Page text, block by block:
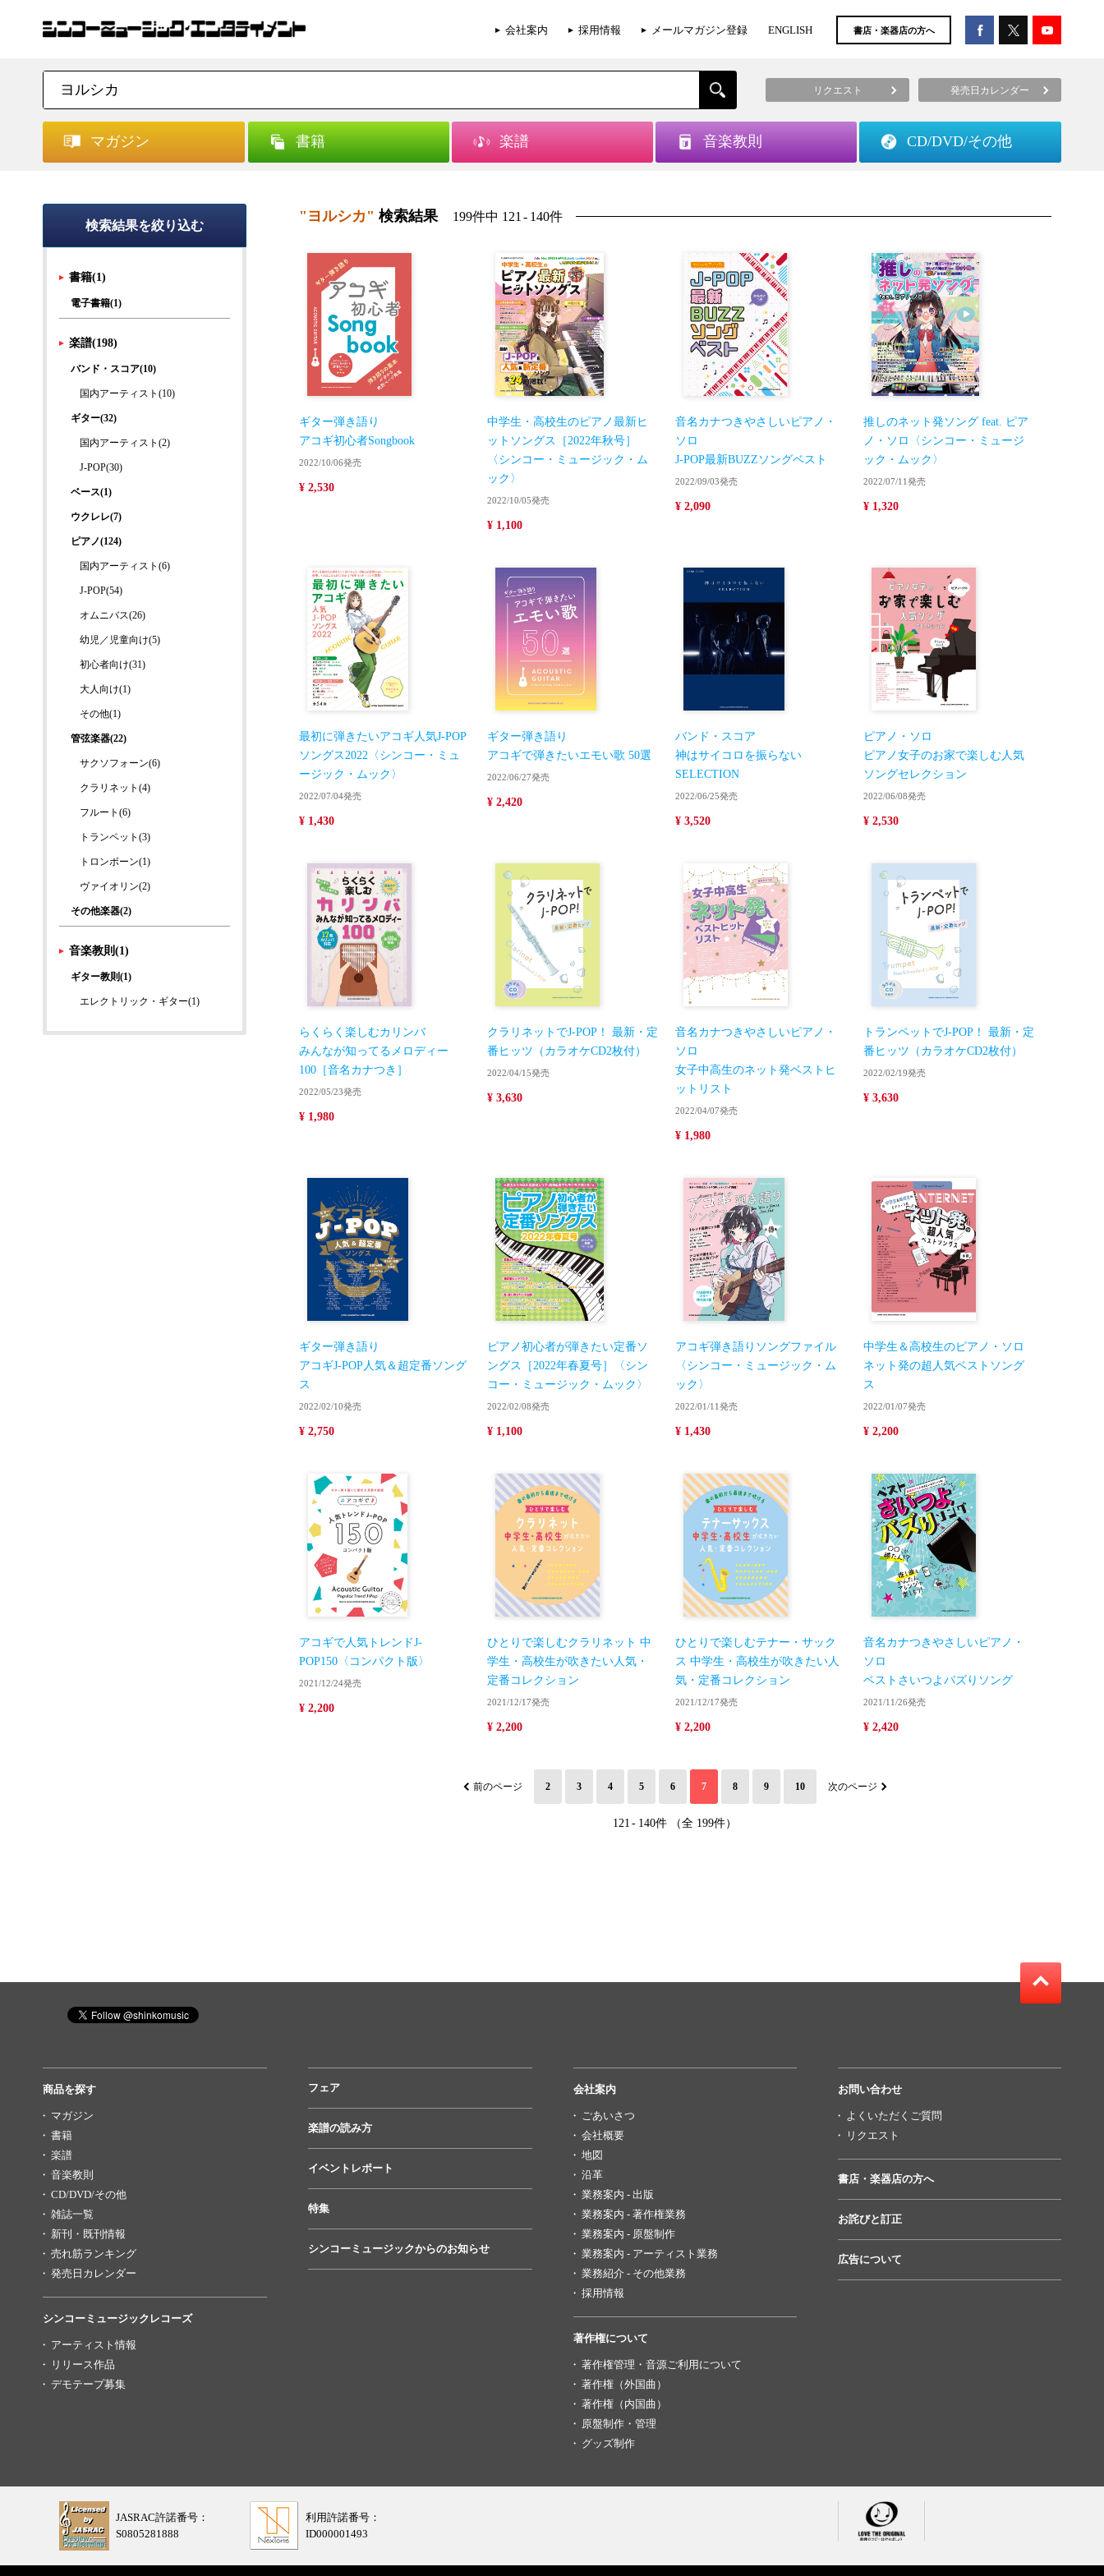
会社案内 採用情報 メールマガジン登録 ENGLISH 書店・楽器店の方へ
リクエスト 発売日カレンダー
マガジン 書籍 楽譜 音楽教則 CD/DVD/その他
"ヨルシカ" 検索結果 199件中 121 - 140件
ギター弾き語り
アコギ初心者Songbook
2022/10/06発売
¥ 2,530
中学生・高校生のピアノ最新ヒ
ットソングス［2022年秋号］
〈シンコー・ミュージック・ム
ック〉
2022/10/05発売
¥ 1,100
音名カナつきやさしいピアノ・
ソロ
J-POP最新BUZZソングベスト
2022/09/03発売
¥ 2,090
推しのネット発ソング feat. ピア
ノ・ソロ〈シンコー・ミュージ
ック・ムック〉
2022/07/11発売
¥ 1,320
最初に弾きたいアコギ人気J-POP
ソングス2022〈シンコー・ミュ
ージック・ムック〉
2022/07/04発売
¥ 1,430
ギター弾き語り
アコギで弾きたいエモい歌 50選
2022/06/27発売
¥ 2,420
バンド・スコア
神はサイコロを振らない
SELECTION
2022/06/25発売
¥ 3,520
ピアノ・ソロ
ピアノ女子のお家で楽しむ人気
ソングセレクション
2022/06/08発売
¥ 2,530
らくらく楽しむカリンバ
みんなが知ってるメロディー
100［音名カナつき］
2022/05/23発売
¥ 1,980
クラリネットでJ-POP！ 最新・定
番ヒッツ（カラオケCD2枚付）
2022/04/15発売
¥ 3,630
音名カナつきやさしいピアノ・
ソロ
女子中高生のネット発ベストヒ
ットリスト
2022/04/07発売
¥ 1,980
トランペットでJ-POP！ 最新・定
番ヒッツ（カラオケCD2枚付）
2022/02/19発売
¥ 3,630
ギター弾き語り
アコギJ-POP人気＆超定番ソング
ス
2022/02/10発売
¥ 2,750
ピアノ初心者が弾きたい定番ソ
ングス［2022年春夏号］〈シン
コー・ミュージック・ムック〉
2022/02/08発売
¥ 1,100
アコギ弾き語りソングファイル
〈シンコー・ミュージック・ム
ック〉
2022/01/11発売
¥ 1,430
中学生＆高校生のピアノ・ソロ
ネット発の超人気ベストソング
ス
2022/01/07発売
¥ 2,200
アコギで人気トレンドJ-
POP150〈コンパクト版〉
2021/12/24発売
¥ 2,200
ひとりで楽しむクラリネット 中
学生・高校生が吹きたい人気・
定番コレクション
2021/12/17発売
¥ 2,200
ひとりで楽しむテナー・サック
ス 中学生・高校生が吹きたい人
気・定番コレクション
2021/12/17発売
¥ 2,200
音名カナつきやさしいピアノ・
ソロ
ベストさいつよバズりソング
2021/11/26発売
¥ 2,420
前のページ 2 3 4 5 6 7 8 9 10 次のページ
121 - 140件 （全 199件）
検索結果を絞り込む
書籍(1)
電子書籍(1)
楽譜(198)
バンド・スコア(10)
国内アーティスト(10)
ギター(32)
国内アーティスト(2)
J-POP(30)
ベース(1)
ウクレレ(7)
ピアノ(124)
国内アーティスト(6)
J-POP(54)
オムニバス(26)
幼児／児童向け(5)
初心者向け(31)
大人向け(1)
その他(1)
管弦楽器(22)
サクソフォーン(6)
クラリネット(4)
フルート(6)
トランペット(3)
トロンボーン(1)
ヴァイオリン(2)
その他楽器(2)
音楽教則(1)
ギター教則(1)
エレクトリック・ギター(1)
商品を探す
マガジン
書籍
楽譜
音楽教則
CD/DVD/その他
雑誌一覧
新刊・既刊情報
売れ筋ランキング
発売日カレンダー
シンコーミュージックレコーズ
アーティスト情報
リリース作品
デモテープ募集
フェア
楽譜の読み方
イベントレポート
特集
シンコーミュージックからのお知らせ
会社案内
ごあいさつ
会社概要
地図
沿革
業務案内 - 出版
業務案内 - 著作権業務
業務案内 - 原盤制作
業務案内 - アーティスト業務
業務紹介 - その他業務
採用情報
著作権について
著作権管理・音源ご利用について
著作権（外国曲）
著作権（内国曲）
原盤制作・管理
グッズ制作
お問い合わせ
よくいただくご質問
リクエスト
書店・楽器店の方へ
お詫びと訂正
広告について
JASRAC許諾番号：
S0805281888
利用許諾番号：
ID000001493